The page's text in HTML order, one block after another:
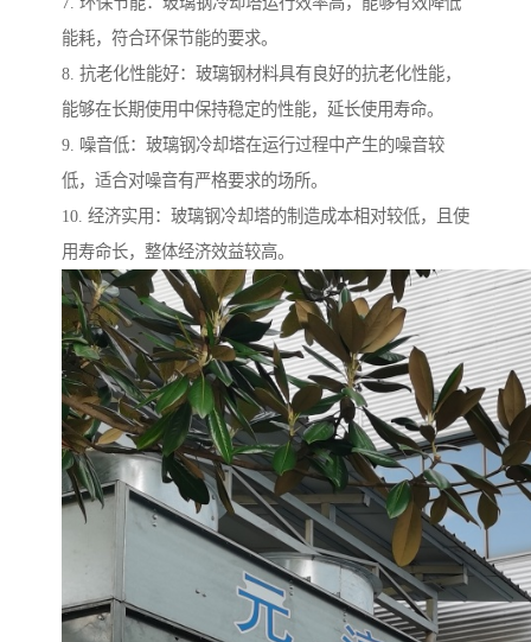
能耗，符合环保节能的要求。
8. 抗老化性能好：玻璃钢材料具有良好的抗老化性能，
能够在长期使用中保持稳定的性能，延长使用寿命。
9. 噪音低：玻璃钢冷却塔在运行过程中产生的噪音较
低，适合对噪音有严格要求的场所。
10. 经济实用：玻璃钢冷却塔的制造成本相对较低，且使
用寿命长，整体经济效益较高。